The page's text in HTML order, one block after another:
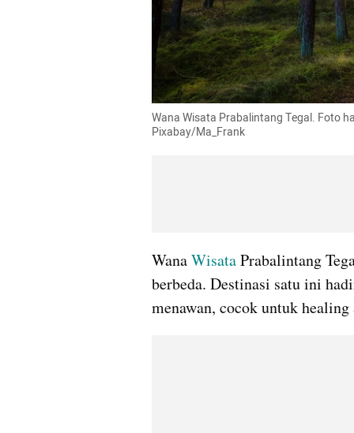
Wana Wisata Prabalintang Tegal. Foto
Pixabay/Ma_Frank
Wana Wisata Prabalintang
berbeda. Destinasi satu ini
menawan, cocok untuk